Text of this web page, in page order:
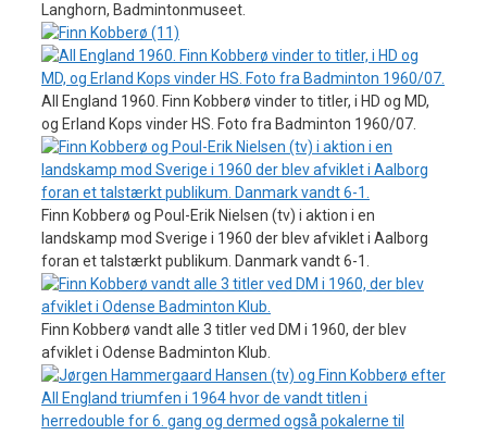
Langhorn, Badmintonmuseet.
All England 1960. Finn Kobberø vinder to titler, i HD og MD,
og Erland Kops vinder HS. Foto fra Badminton 1960/07.
Finn Kobberø og Poul-Erik Nielsen (tv) i aktion i en
landskamp mod Sverige i 1960 der blev afviklet i Aalborg
foran et talstærkt publikum. Danmark vandt 6-1.
Finn Kobberø vandt alle 3 titler ved DM i 1960, der blev
afviklet i Odense Badminton Klub.